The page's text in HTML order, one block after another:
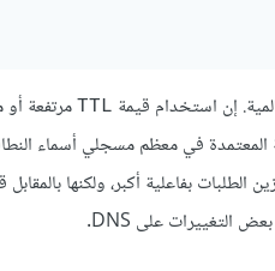
إن استخدام قيمة TTL